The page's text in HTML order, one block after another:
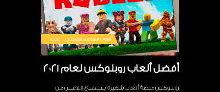
ألعاب السلادير الرئيسي لعب
أفضل ألعاب روبلوكس لعام ٢٠٢١
روبلوكس منصة ألعاب شهيرة يستطيع اللاعبين من